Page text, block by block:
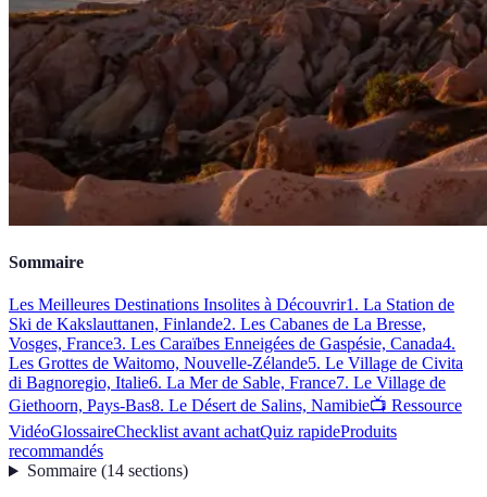
Sommaire
Les Meilleures Destinations Insolites à Découvrir1. La Station de
Ski de Kakslauttanen, Finlande2. Les Cabanes de La Bresse,
Vosges, France3. Les Caraïbes Enneigées de Gaspésie, Canada4.
Les Grottes de Waitomo, Nouvelle-Zélande5. Le Village de Civita
di Bagnoregio, Italie6. La Mer de Sable, France7. Le Village de
Giethoorn, Pays-Bas8. Le Désert de Salins, Namibie📺 Ressource
VidéoGlossaireChecklist avant achatQuiz rapideProduits
recommandés
Sommaire(14 sections)